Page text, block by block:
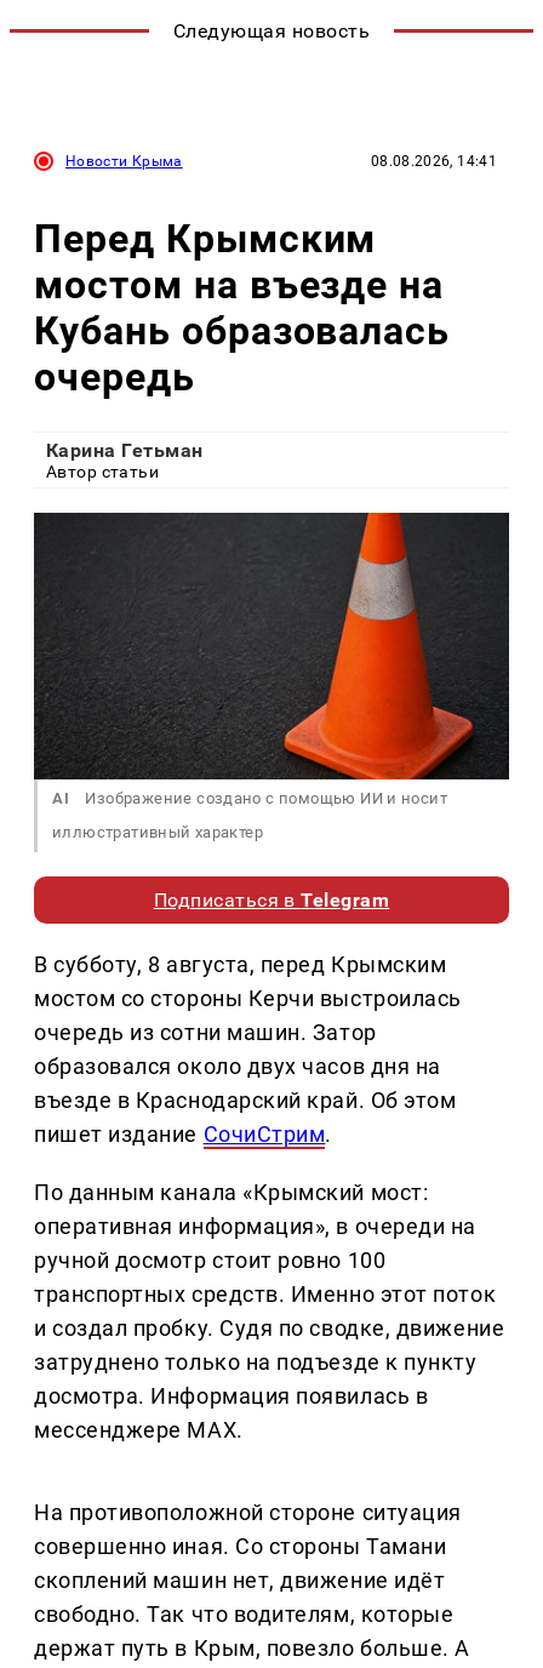
Следующая новость
Новости Крыма 08.08.2026, 14:41
Перед Крымским
мостом на въезде на
Кубань образовалась
очередь
Карина Гетьман
Автор статьи
AI
Изображение создано с помощью ИИ и носит
иллюстративный характер
Подписаться вTelegram
В субботу, 8 августа, перед Крымским
мостом со стороны Керчи выстроилась
очередь из сотни машин. Затор
образовался около двух часов дня на
въезде в Краснодарский край. Об этом
пишет издание СочиСтрим.
По данным канала «Крымский мост:
оперативная информация», в очереди на
ручной досмотр стоит ровно 100
транспортных средств. Именно этот поток
и создал пробку. Судя по сводке, движение
затруднено только на подъезде к пункту
досмотра. Информация появилась в
мессенджере MAX.
На противоположной стороне ситуация
совершенно иная. Со стороны Тамани
скоплений машин нет, движение идёт
свободно. Так что водителям, которые
держат путь в Крым, повезло больше. А